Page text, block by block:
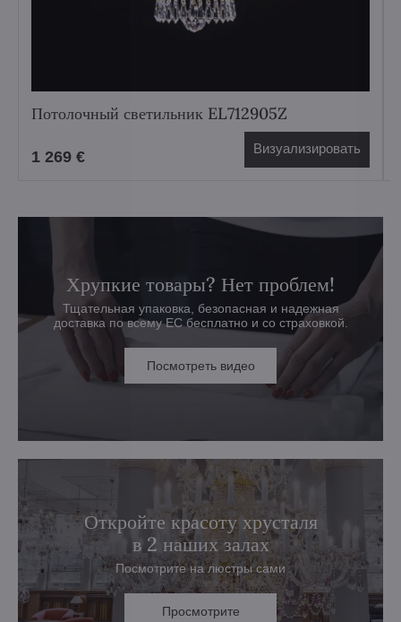
Потолочный светильник EL712905Z
1 269 € Визуализировать
Хрупкие товары? Нет проблем!
Тщательная упаковка, безопасная и надежная
доставка по всему ЕС бесплатно и со страховкой.
Посмотреть видео
Откройте красоту хрусталя
в 2 наших залах
Посмотрите на люстры сами
Просмотрите